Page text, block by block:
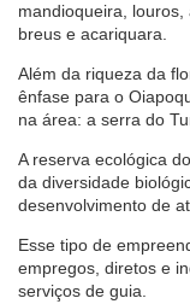
mandioqueira,
breus e acariquara.
Além da riqueza da
ênfase para o
na área: a serra do
A reserva ecológica
da diversidade
desenvolvimento de
Esse tipo de
empregos, diretos e
serviços de guia.